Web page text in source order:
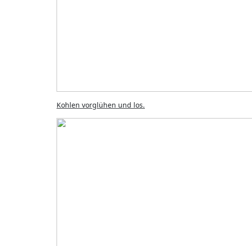
Kohlen vorglühen und los.